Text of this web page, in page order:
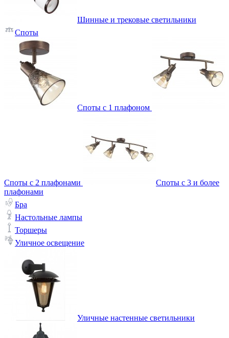
Шинные и трековые светильники
Споты
Споты с 1 плафоном
Споты с 2 плафонами
Споты с 3 и более
плафонами
Бра
Настольные лампы
Торшеры
Уличное освещение
Уличные настенные светильники